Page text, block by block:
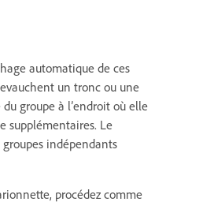
automatique de ces
un tronc ou une
groupe à l’endroit où elle
supplémentaires. Le
indépendants
procédez comme